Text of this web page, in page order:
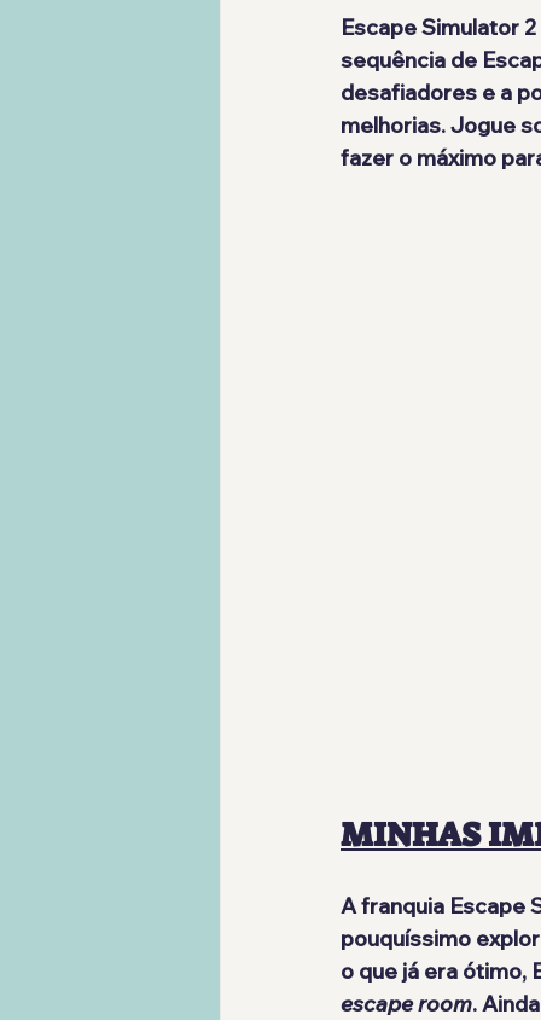
Escape Simulator
sequência de
desafiadores e a
melhorias. Jogue
fazer o máximo
MINHAS
A franquia Escape
pouquíssimo
o que já era ótimo,
escape room.